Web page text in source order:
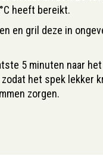
heeft bereikt.
en gril deze in
5 minuten naar
het spek lekker
zorgen.